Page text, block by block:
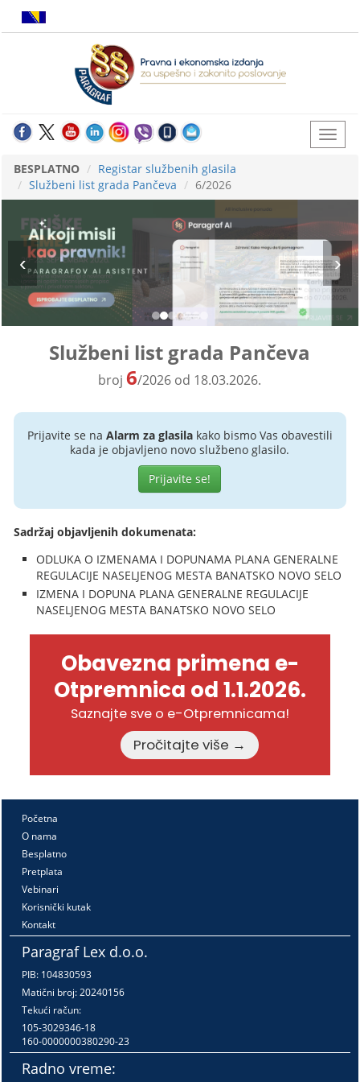
BESPLATNO
Registar službenih glasila
Službeni list grada Pančeva
6/2026
Službeni list grada Pančeva
broj6/2026 od 18.03.2026.
Prijavite se na Alarm za glasilakako bismo Vas obavestili
kada je objavljeno novo službeno glasilo.
Prijavite se!
Sadržaj objavljenih dokumenata:
ODLUKA O IZMENAMA I DOPUNAMA PLANA GENERALNE
REGULACIJE NASELJENOG MESTA BANATSKO NOVO SELO
IZMENA I DOPUNA PLANA GENERALNE REGULACIJE
NASELJENOG MESTA BANATSKO NOVO SELO
Obavezna primena e-
Otpremnica od 1.1.2026.
Saznajte sve o e-Otpremnicama!
Pročitajte više →
Početna
O nama
Besplatno
Pretplata
Vebinari
Korisnički kutak
Kontakt
Paragraf Lex d.o.o.
PIB: 104830593
Matični broj: 20240156
Tekući račun:
105-3029346-18
160-0000000380290-23
Radno vreme: